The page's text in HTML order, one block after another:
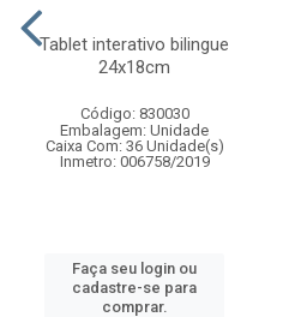
Tablet interativo bilingue
24x18cm
Código: 830030
Embalagem: Unidade
Caixa Com: 36 Unidade(s)
Inmetro: 006758/2019
Faça seu login ou
cadastre-se para
comprar.